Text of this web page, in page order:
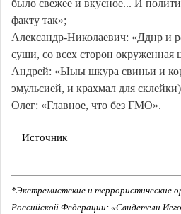
было свежее и вкусное... И
факту так»;
Александр-Николаевич: «Дднр и
суши, со всех сторон окруженная
Андрей: «Ыыы шкура свиньи и
эмульсией, и крахмал для
Олег: «Главное, что без ГМО».
Источник
*Экстремистские и террористические
Российской Федерации: «Свидетели